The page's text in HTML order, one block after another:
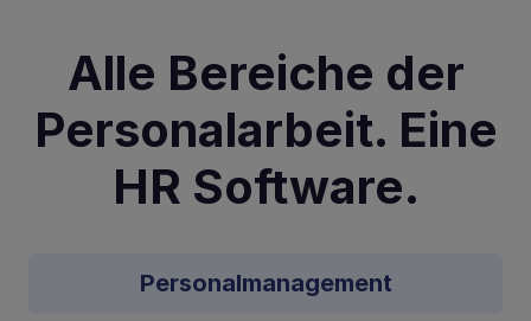
Alle Bereiche der
Personalarbeit. Eine
HR Software.
Personalmanagement